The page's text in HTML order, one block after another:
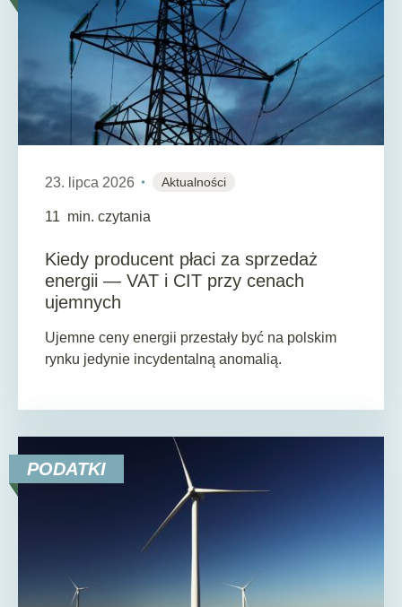
23. lipca 2026 Aktualności
11 min. czytania
Kiedy producent płaci za sprzedaż
energii — VAT i CIT przy cenach
ujemnych
Ujemne ceny energii przestały być na polskim
rynku jedynie incydentalną anomalią.
PODATKI